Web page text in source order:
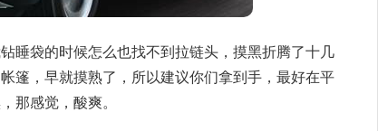
袋的时候怎么也找不到拉链头，摸黑折腾了十几
篷，早就摸熟了，所以建议你们拿到手，最好在平
那感觉，酸爽。